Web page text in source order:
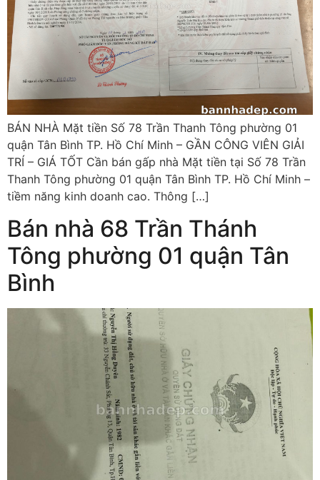
BÁN NHÀ Mặt tiền Số 78 Trần Thanh Tông phường 01
quận Tân Bình TP. Hồ Chí Minh – GẦN CÔNG VIÊN GIẢI
TRÍ – GIÁ TỐT Cần bán gấp nhà Mặt tiền tại Số 78 Trần
Thanh Tông phường 01 quận Tân Bình TP. Hồ Chí Minh –
tiềm năng kinh doanh cao. Thông […]
Bán nhà 68 Trần Thánh
Tông phường 01 quận Tân
Bình